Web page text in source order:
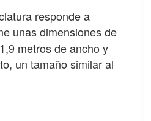
responde a
unas dimensiones de
metros de ancho y
un tamaño similar al